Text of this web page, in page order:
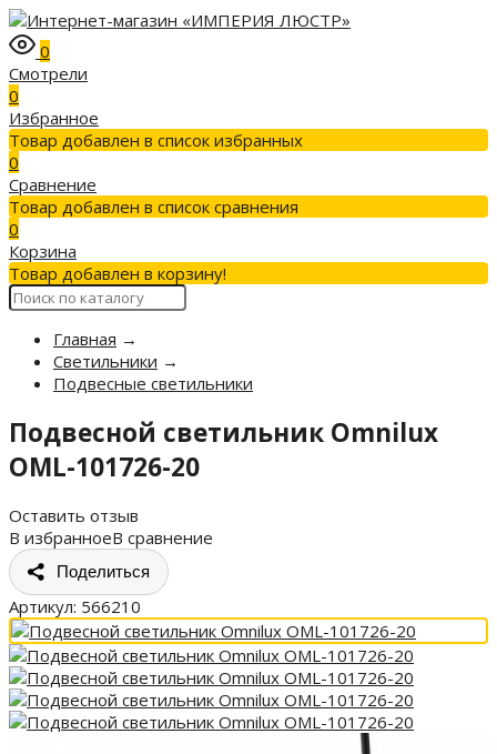
0
Смотрели
0
Избранное
Товар добавлен в список избранных
0
Сравнение
Товар добавлен в список сравнения
0
Корзина
Товар добавлен в корзину!
Главная →
Светильники →
Подвесные светильники
Подвесной светильник Omnilux
OML-101726-20
Оставить отзыв
В избранноеВ сравнение
Поделиться
Артикул: 566210